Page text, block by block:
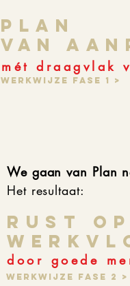
mét draagvlak
PLAN
VAN
Werkwijze fase 1 >
We gaanvan Plan
Het resultaat:
Werkwijze fase 2 >
RUST
door goede